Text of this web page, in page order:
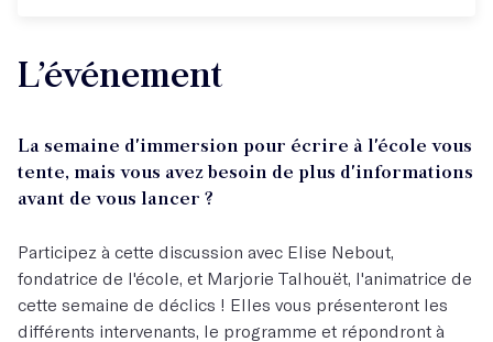
L’événement
La semaine d'immersion pour écrire à l'école vous
tente, mais vous avez besoin de plus d'informations
avant de vous lancer ?
Participez à cette discussion avec Elise Nebout,
fondatrice de l'école, et Marjorie Talhouët, l'animatrice de
cette semaine de déclics ! Elles vous présenteront les
différents intervenants, le programme et répondront à